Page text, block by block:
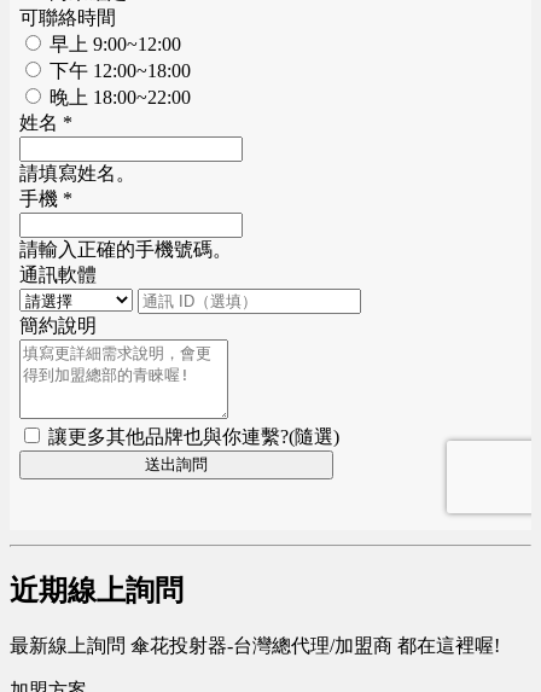
近期線上詢問
最新線上詢問 傘花投射器-台灣總代理/加盟商 都在這裡喔!